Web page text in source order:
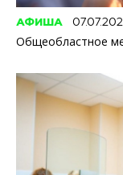
АФИША
Общеобластное